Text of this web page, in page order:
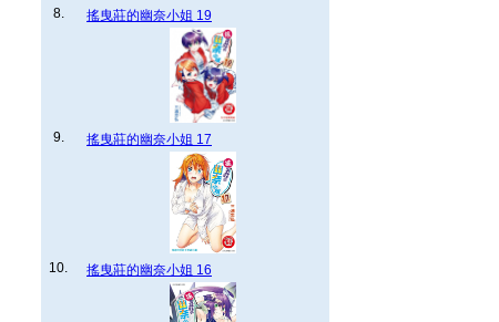
8. 搖曳莊的幽奈小姐 19
9. 搖曳莊的幽奈小姐 17
10. 搖曳莊的幽奈小姐 16